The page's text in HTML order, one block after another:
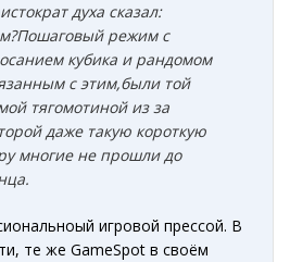
духа сказал:
режим с
кубика и рандомом
с этим,были той
тягомотиной из за
даже такую короткую
многие не прошли до
игровой прессой. В
те же GameSpot в своём